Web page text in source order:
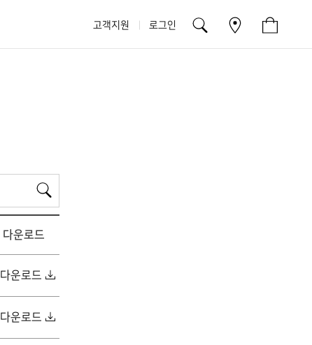
고객지원 로그인
색
다운로드
다운로드
다운로드